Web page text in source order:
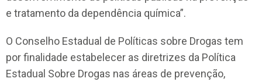
e tratamento da dependência química”.
O Conselho Estadual de Políticas sobre Drogas tem
por finalidade estabelecer as diretrizes da Política
Estadual Sobre Drogas nas áreas de prevenção,